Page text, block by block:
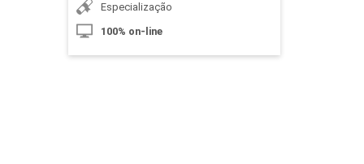
10h
Especialização
100% on-line